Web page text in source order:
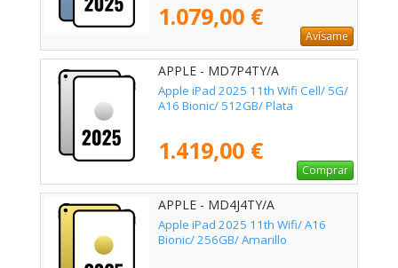
1.079,00 €
Avísame
APPLE - MD7P4TY/A
Apple iPad 2025 11th Wifi Cell/ 5G/
A16 Bionic/ 512GB/ Plata
1.419,00 €
Comprar
APPLE - MD4J4TY/A
Apple iPad 2025 11th Wifi/ A16
Bionic/ 256GB/ Amarillo